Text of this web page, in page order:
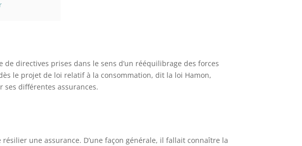
directives prises dans le sens d’un rééquilibrage des forces
le projet de loi relatif à la consommation, dit la loi Hamon,
différentes assurances.
une assurance. D’une façon générale, il fallait connaître la